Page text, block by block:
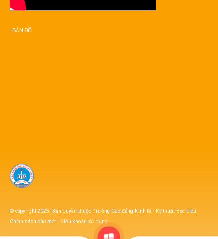
BẢN ĐỒ
© copyright 2025. Bản quyền thuộc Trường Cao đẳng Kinh tế - Kỹ thuật Bạc Liêu
Chính sách bảo mật | Điều khoản sử dụng